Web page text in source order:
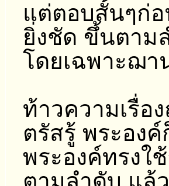
แต่ตอบสั้นๆก่
ยิ่งชัด ขึ้นตาม
โดยเฉพาะฌ
ท้าวความเรื่อ
ตรัสรู้ พระอง
พระองค์ทรง